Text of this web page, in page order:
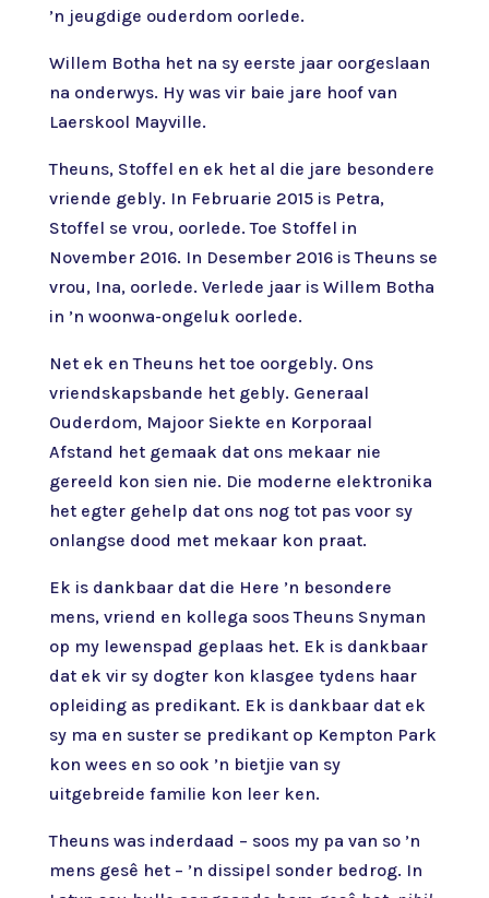
’n jeugdige ouderdom oorlede.
Willem Botha het na sy eerste jaar oorgeslaan
na onderwys. Hy was vir baie jare hoof van
Laerskool Mayville.
Theuns, Stoffel en ek het al die jare besondere
vriende gebly. In Februarie 2015 is Petra,
Stoffel se vrou, oorlede. Toe Stoffel in
November 2016. In Desember 2016 is Theuns se
vrou, Ina, oorlede. Verlede jaar is Willem Botha
in ’n woonwa-ongeluk oorlede.
Net ek en Theuns het toe oorgebly. Ons
vriendskapsbande het gebly. Generaal
Ouderdom, Majoor Siekte en Korporaal
Afstand het gemaak dat ons mekaar nie
gereeld kon sien nie. Die moderne elektronika
het egter gehelp dat ons nog tot pas voor sy
onlangse dood met mekaar kon praat.
Ek is dankbaar dat die Here ’n besondere
mens, vriend en kollega soos Theuns Snyman
op my lewenspad geplaas het. Ek is dankbaar
dat ek vir sy dogter kon klasgee tydens haar
opleiding as predikant. Ek is dankbaar dat ek
sy ma en suster se predikant op Kempton Park
kon wees en so ook ’n bietjie van sy
uitgebreide familie kon leer ken.
Theuns was inderdaad – soos my pa van so ’n
mens gesê het – ’n dissipel sonder bedrog. In